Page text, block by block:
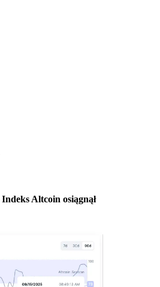
Indeks Altcoin osiągnął